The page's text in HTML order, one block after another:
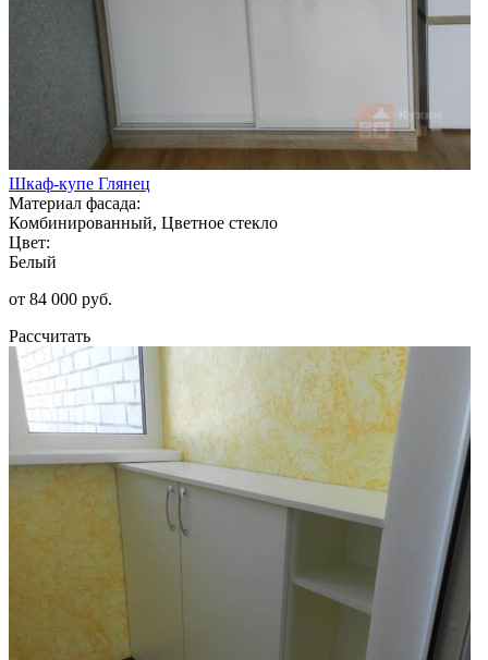
Шкаф-купе Глянец
Материал фасада:
Комбинированный, Цветное стекло
Цвет:
Белый
от 84 000 руб.
Рассчитать